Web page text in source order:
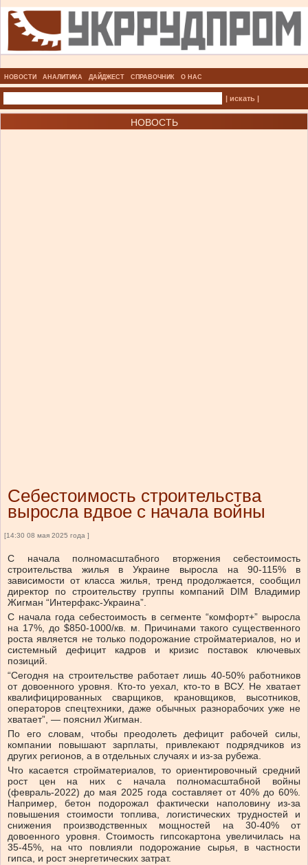
НОВОСТИ АНАЛИТИКА ДАЙДЖЕСТ СПРАВОЧНИК О НАС
| искать |
НОВОСТЬ
Себестоимость строительства
выросла вдвое с начала войны
[14:30 08 мая 2025 года ]
С начала полномасштабного вторжения себестоимость
строительства жилья в Украине выросла на 90-115% в
зависимости от класса жилья, тренд продолжается, сообщил
директор по строительству группы компаний DIM Владимир
Жигман “Интерфакс-Украина”.
С начала года себестоимость в сегменте “комфорт+” выросла
на 17%, до $850-1000/кв. м. Причинами такого существенного
роста является не только подорожание стройматериалов, но и
системный дефицит кадров и кризис поставок ключевых
позиций.
“Сегодня на строительстве работает лишь 40-50% работников
от довоенного уровня. Кто-то уехал, кто-то в ВСУ. Не хватает
квалифицированных сварщиков, крановщиков, высотников,
операторов спецтехники, даже обычных разнорабочих уже не
хватает”, — пояснил Жигман.
По его словам, чтобы преодолеть дефицит рабочей силы,
компании повышают зарплаты, привлекают подрядчиков из
других регионов, а в отдельных случаях и из-за рубежа.
Что касается стройматериалов, то ориентировочный средний
рост цен на них с начала полномасштабной войны
(февраль-2022) до мая 2025 года составляет от 40% до 60%.
Например, бетон подорожал фактически наполовину из-за
повышения стоимости топлива, логистических трудностей и
снижения производственных мощностей на 30-40% от
довоенного уровня. Стоимость гипсокартона увеличилась на
35-45%, на что повлияли подорожание сырья, в частности
гипса, и рост энергетических затрат.